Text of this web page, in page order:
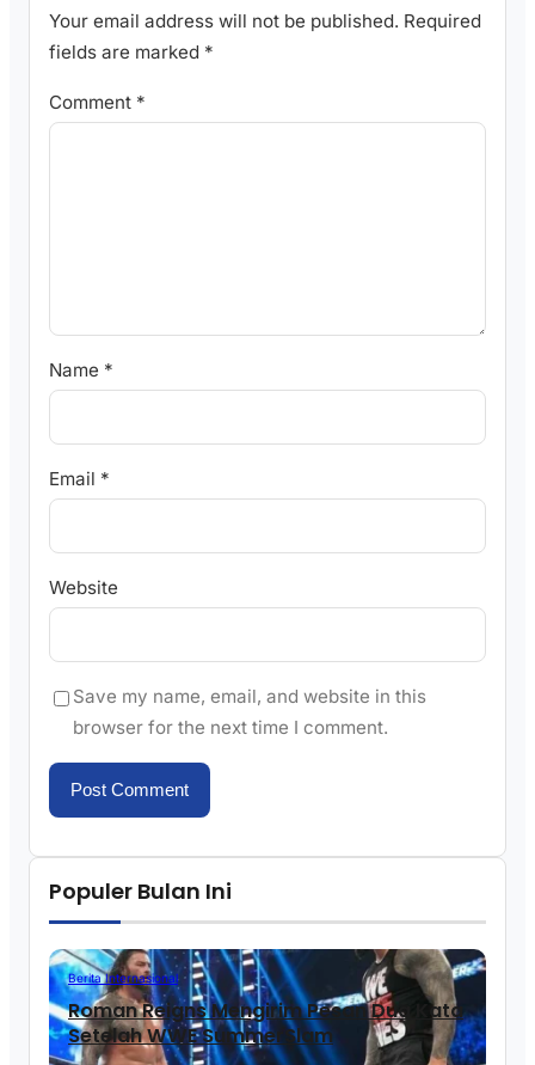
Your email address will not be published. Required
fields are marked *
Comment *
Name *
Email *
Website
Save my name, email, and website in this
browser for the next time I comment.
Populer Bulan Ini
Berita Internasional
Roman Reigns Mengirim Pesan Dua Kata
Setelah WWE SummerSlam